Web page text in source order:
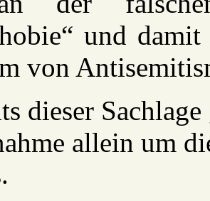
und
von
dieser
allein um